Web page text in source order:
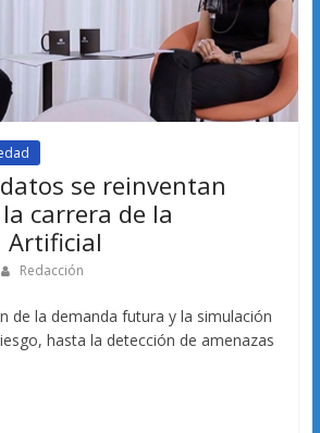
se reinventan
carrera de la
Artificial
Redacción
de la demanda futura y la simulación
hasta la detección de amenazas